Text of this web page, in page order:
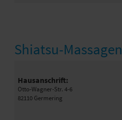
Shiatsu-Massagen
Hausanschrift:
Otto-Wagner-Str. 4-6
82110 Germering